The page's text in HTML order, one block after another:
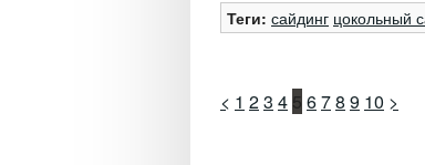
Теги: сайдинг цокольный
< 1 23 4 5 678 9 10 >